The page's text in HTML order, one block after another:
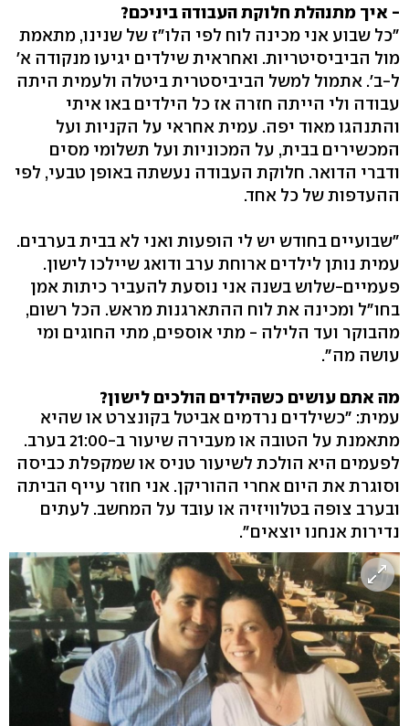
- איך מתנהלת חלוקת העבודה ביניכם?
"כל שבוע אני מכינה לוח לפי הלו"ז של שנינו, מתאמת
מול הביביסיטריות. ואחראית שילדים יגיעו מנקודה א'
ל-ב'. אתמול למשל הביביסטרית ביטלה ולעמית היתה
עבודה ולי הייתה חזרה אז כל הילדים באו איתי
והתנהגו מאוד יפה. עמית אחראי על הקניות ועל
המכשירים בבית, על המכוניות ועל תשלומי מסים
ודברי הדואר. חלוקת העבודה נעשתה באופן טבעי, לפי
ההעדפות של כל אחד.
"שבועיים בחודש יש לי הופעות ואני לא בבית בערבים.
עמית נותן לילדים ארוחת ערב ודואג שיילכו לישון.
פעמיים-שלוש בשנה אני נוסעת להעביר כיתות אמן
בחו"ל ומכינה את לוח ההתארגנות מראש. הכל רשום,
מהבוקר ועד הלילה - מתי אוספים, מתי החוגים ומי
עושה מה".
מה אתם עושים כשהילדים הולכים לישון?
עמית: "כשילדים נרדמים אביטל בקונצרט או שהיא
מתאמנת על הטובה או מעבירה שיעור ב-21:00 בערב.
לפעמים היא הולכת לשיעור טניס או שמקפלת כביסה
וסוגרת את היום אחרי ההוריקן. אני חוזר עייף הביתה
ובערב צופה בטלוויזיה או עובד על המחשב. לעתים
נדירות אנחנו יוצאים".